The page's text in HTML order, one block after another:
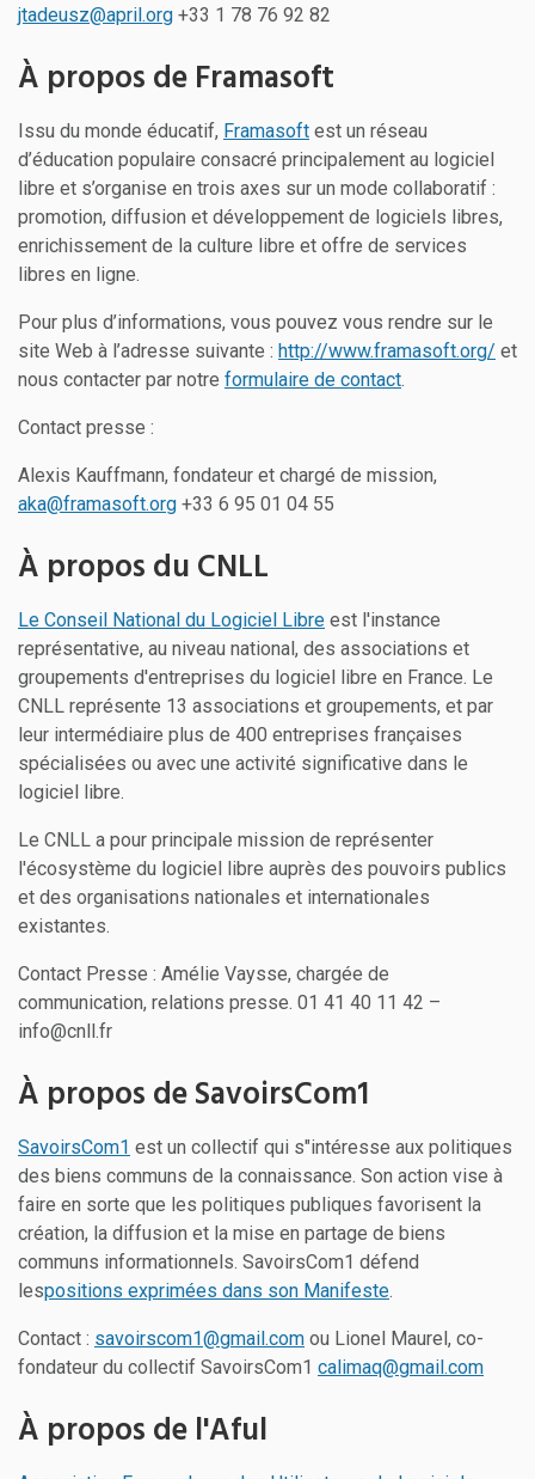
jtadeusz@april.org +33 1 78 76 92 82
À propos de Framasoft
Issu du monde éducatif, Framasoft est un réseau
d’éducation populaire consacré principalement au logiciel
libre et s’organise en trois axes sur un mode collaboratif :
promotion, diffusion et développement de logiciels libres,
enrichissement de la culture libre et offre de services
libres en ligne.
Pour plus d’informations, vous pouvez vous rendre sur le
site Web à l’adresse suivante : http://www.framasoft.org/ et
nous contacter par notre formulaire de contact.
Contact presse :
Alexis Kauffmann, fondateur et chargé de mission,
aka@framasoft.org +33 6 95 01 04 55
À propos du CNLL
Le Conseil National du Logiciel Libre est l'instance
représentative, au niveau national, des associations et
groupements d'entreprises du logiciel libre en France. Le
CNLL représente 13 associations et groupements, et par
leur intermédiaire plus de 400 entreprises françaises
spécialisées ou avec une activité significative dans le
logiciel libre.
Le CNLL a pour principale mission de représenter
l'écosystème du logiciel libre auprès des pouvoirs publics
et des organisations nationales et internationales
existantes.
Contact Presse : Amélie Vaysse, chargée de
communication, relations presse. 01 41 40 11 42 –
info@cnll.fr
À propos de SavoirsCom1
SavoirsCom1 est un collectif qui s"intéresse aux politiques
des biens communs de la connaissance. Son action vise à
faire en sorte que les politiques publiques favorisent la
création, la diffusion et la mise en partage de biens
communs informationnels. SavoirsCom1 défend
lespositions exprimées dans son Manifeste.
Contact : savoirscom1@gmail.com ou Lionel Maurel, co-
fondateur du collectif SavoirsCom1 calimaq@gmail.com
À propos de l'Aful